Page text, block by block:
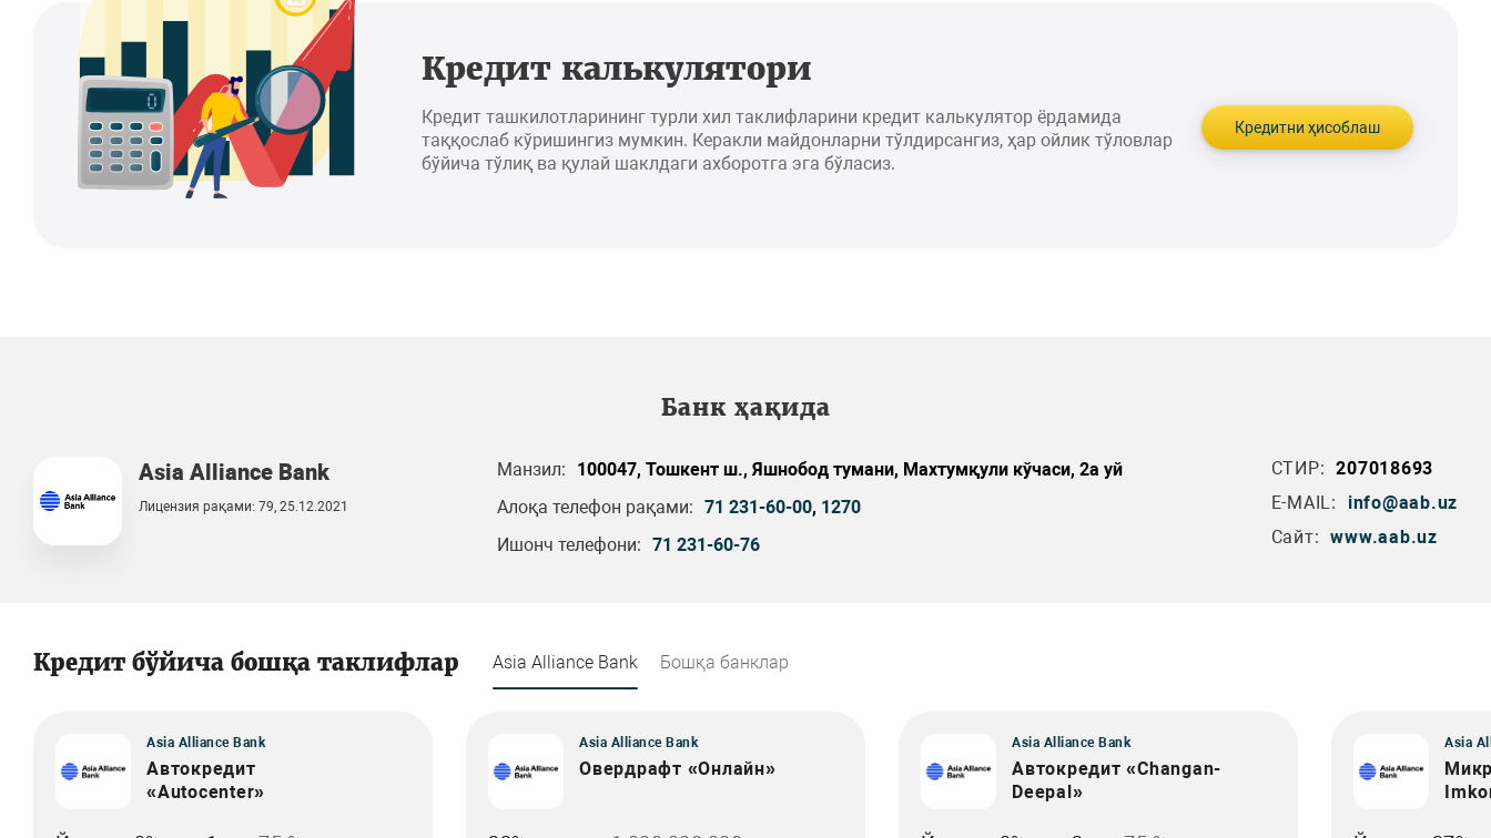
Кредит калькулятори
Кредит ташкилотларининг турли хил таклифларини кредит калькулятор ёрдамида
таққослаб кўришингиз мумкин. Керакли майдонларни тўлдирсангиз, ҳар ойлик тўловлар
бўйича тўлиқ ва қулай шаклдаги ахборотга эга бўласиз.
Кредитни ҳисоблаш
Банк ҳақида
Asia Alliance Bank
Лицензия рақами: 79, 25.12.2021
Манзил:
100047, Тошкент ш., Яшнобод тумани, Махтумқули кўчаси, 2а уй
Алоқа телефон рақами: 71 231-60-00, 1270
Ишонч телефони: 71 231-60-76
СТИР: 207018693
E-MAIL:
info@aab.uz
Сайт: www.aab.uz
Кредит бўйича бошқа таклифлар Asia Alliance Bank Бошқа банклар
Asia Alliance Bank
Автокредит
«Autocenter»
Asia Alliance Bank
Овердрафт «Онлайн»
Asia Alliance Bank
Автокредит «Changan-
Deepal»
Asia